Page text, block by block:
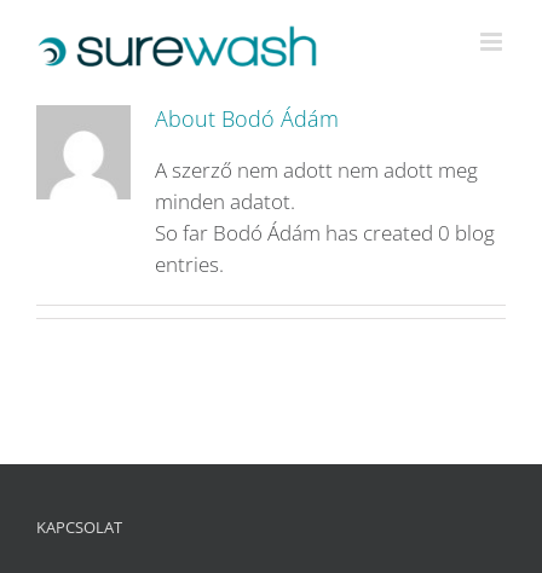
About Bodó Ádám
A szerző nem adott nem adott meg
minden adatot.
So far Bodó Ádám has created 0 blog
entries.
KAPCSOLAT